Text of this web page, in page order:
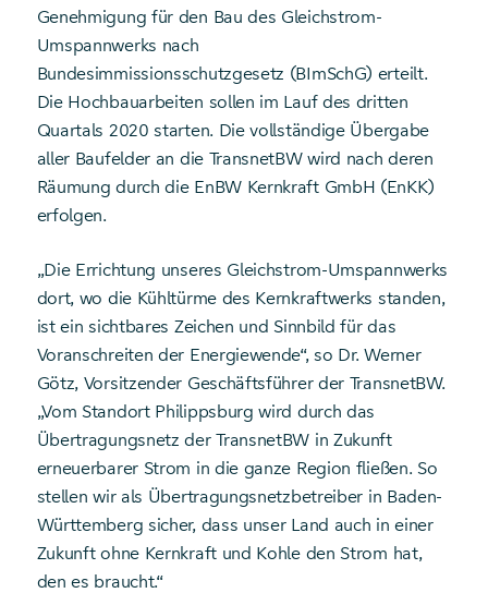
Genehmigung für den Bau des Gleichstrom-
Umspannwerks nach
Bundesimmissionsschutzgesetz (BImSchG) erteilt.
Die Hochbauarbeiten sollen im Lauf des dritten
Quartals 2020 starten. Die vollständige Übergabe
aller Baufelder an die TransnetBW wird nach deren
Räumung durch die EnBW Kernkraft GmbH (EnKK)
erfolgen.
„Die Errichtung unseres Gleichstrom-Umspannwerks
dort, wo die Kühltürme des Kernkraftwerks standen,
ist ein sichtbares Zeichen und Sinnbild für das
Voranschreiten der Energiewende“, so Dr. Werner
Götz, Vorsitzender Geschäftsführer der TransnetBW.
„Vom Standort Philippsburg wird durch das
Übertragungsnetz der TransnetBW in Zukunft
erneuerbarer Strom in die ganze Region fließen. So
stellen wir als Übertragungsnetzbetreiber in Baden-
Württemberg sicher, dass unser Land auch in einer
Zukunft ohne Kernkraft und Kohle den Strom hat,
den es braucht.“